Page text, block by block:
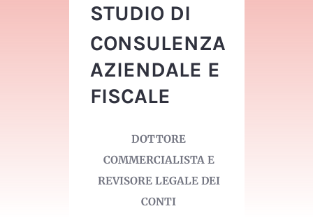
STUDIO DI
CONSULENZA
AZIENDALE E
FISCALE
DOTTORE
COMMERCIALISTA E
REVISORE LEGALE DEI
CONTI